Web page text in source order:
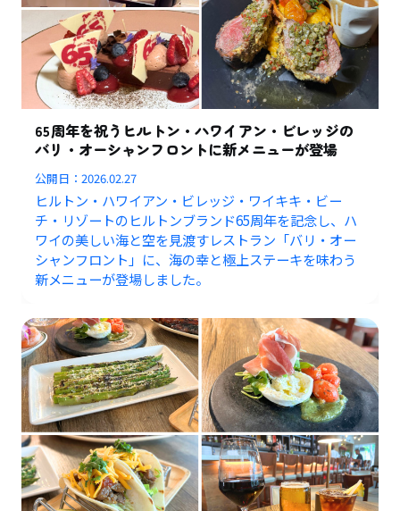
65周年を祝うヒルトン・ハワイアン・ビレッジの
バリ・オーシャンフロントに新メニューが登場
公開日：2026.02.27
ヒルトン・ハワイアン・ビレッジ・ワイキキ・ビー
チ・リゾートのヒルトンブランド65周年を記念し、ハ
ワイの美しい海と空を見渡すレストラン「バリ・オー
シャンフロント」に、海の幸と極上ステーキを味わう
新メニューが登場しました。